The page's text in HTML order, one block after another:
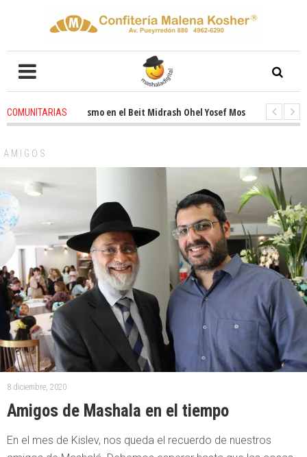
COMUNITARIAS
entusiasmo en el Beit Midrash Ohel Yosef Moshe 4 weeks ago
AMIGOS
8 diciembre, 2020
Amigos de Mashala en el tiempo
En el mes de Kislev, nos queda el recuerdo de nuestros